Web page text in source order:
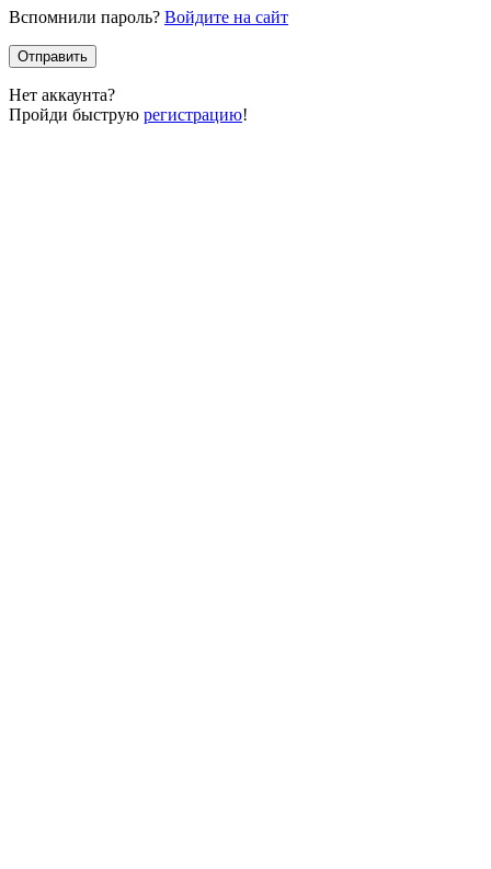
Вспомнили пароль? Войдите на сайт
Отправить
Нет аккаунта?
Пройди быструю регистрацию!